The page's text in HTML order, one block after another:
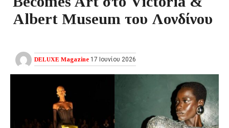
Albert Museum του Λονδίνου
DELUXE Magazine 17 Ιουνίου 2026